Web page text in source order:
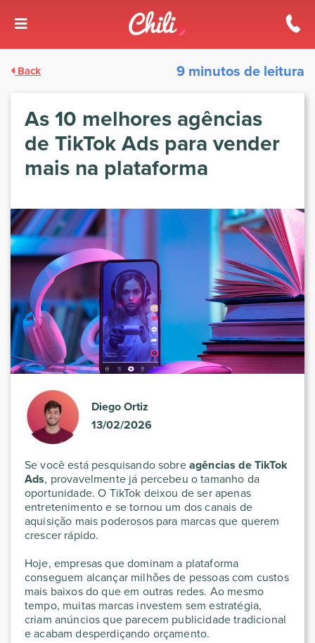
Back 9 minutos de leitura
As 10 melhores agências
de TikTok Ads para vender
mais na plataforma
Diego Ortiz
13/02/2026
Se você está pesquisando sobreagências de TikTok
Ads, provavelmente já percebeu o tamanho da
oportunidade. O TikTok deixou de ser apenas
entretenimento e se tornou um dos canais de
aquisição mais poderosos para marcas que querem
crescer rápido.
Hoje, empresas que dominam a plataforma
conseguem alcançar milhões de pessoas com custos
mais baixos do que em outras redes. Ao mesmo
tempo, muitas marcas investem sem estratégia,
criam anúncios que parecem publicidade tradicional
e acabam desperdiçando orçamento.